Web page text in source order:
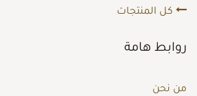
كل المنتجات
روابط هامة
من نحن